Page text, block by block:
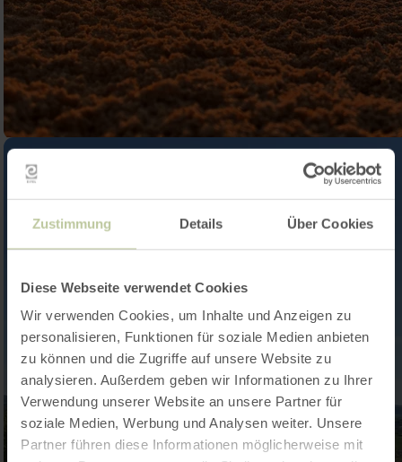
Zustimmung Details Über Cookies
Diese Webseite verwendet Cookies
Wir verwenden Cookies, um Inhalte und Anzeigen zu
personalisieren, Funktionen für soziale Medien anbieten
zu können und die Zugriffe auf unsere Website zu
analysieren. Außerdem geben wir Informationen zu Ihrer
Verwendung unserer Website an unsere Partner für
soziale Medien, Werbung und Analysen weiter. Unsere
Partner führen diese Informationen möglicherweise mit